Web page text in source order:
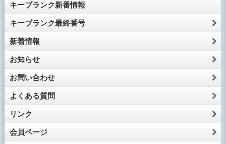
キーブランク新番情報
キーブランク最終番号
新着情報
お知らせ
お問い合わせ
よくある質問
リンク
会員ページ